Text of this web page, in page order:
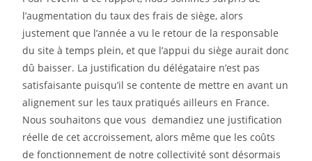
l’augmentation du taux des frais de siège, alors
justement que l’année a vu le retour de la responsable
du site à temps plein, et que l’appui du siègeaurait donc
dû baisser. La justification du délégataire n’est pas
satisfaisante puisqu’il se contente de mettre en avant un
alignement sur les taux pratiqués ailleurs en France.
Nous souhaitons que vousdemandiez une justification
réelle de cet accroissement, alors même que les coûts
defonctionnement de notre collectivité sont désormais